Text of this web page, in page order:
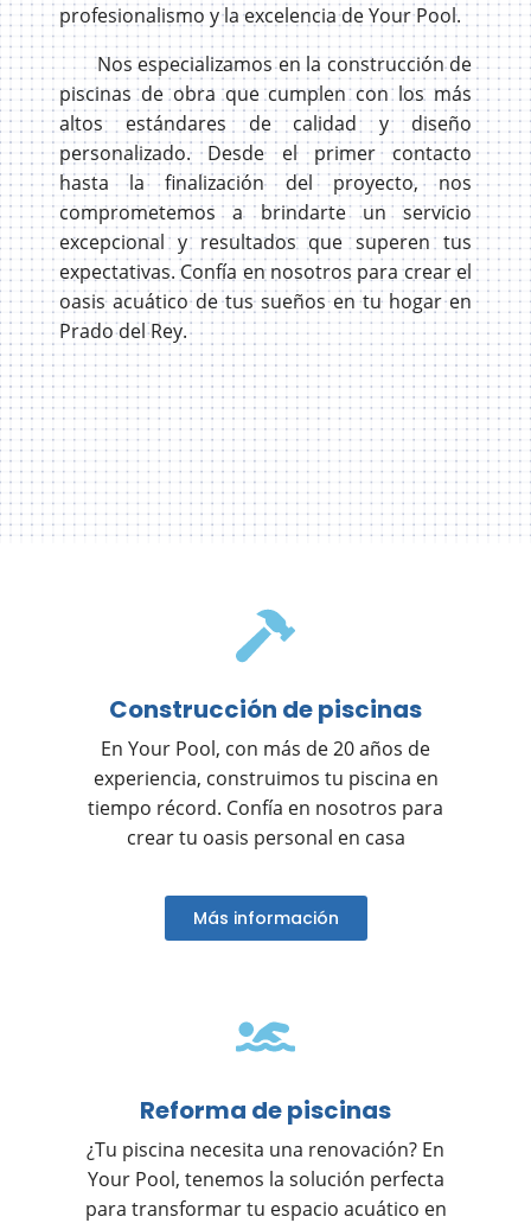
profesionalismo y la excelencia de Your Pool.
Nos especializamos en la construcción de
piscinas de obra que cumplen con los más
altos estándares de calidad y diseño
personalizado. Desde el primer contacto
hasta la finalización del proyecto, nos
comprometemos a brindarte un servicio
excepcional y resultados que superen tus
expectativas. Confía en nosotros para crear el
oasis acuático de tus sueños en tu hogar en
Prado del Rey.
Construcción de piscinas
En Your Pool, con más de 20 años de
experiencia, construimos tu piscina en
tiempo récord. Confía en nosotros para
crear tu oasis personal en casa
Más información
Reforma de piscinas
¿Tu piscina necesita una renovación? En
Your Pool, tenemos la solución perfecta
para transformar tu espacio acuático en